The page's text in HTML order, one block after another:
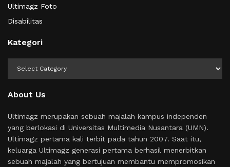
Ultimagz Foto
Disabilitas
Kategori
About Us
Ultimagz merupakan sebuah majalah kampus independen
yang berlokasi di Universitas Multimedia Nusantara (UMN).
Ultimagz pertama kali terbit pada tahun 2007. Saat itu,
keluarga Ultimagz generasi pertama berhasil menerbitkan
sebuah majalah yang bertujuan membantu mempromosikan